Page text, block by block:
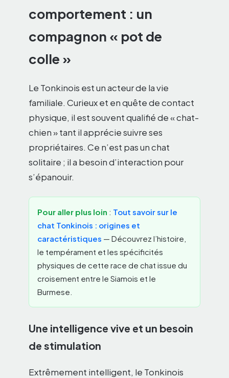
comportement : un
compagnon « pot de
colle »
Le Tonkinois est un acteur de la vie
familiale. Curieux et en quête de contact
physique, il est souvent qualifié de « chat-
chien » tant il apprécie suivre ses
propriétaires. Ce n’est pas un chat
solitaire ; il a besoin d’interaction pour
s’épanouir.
Pour aller plus loin : Tout savoir sur le
chat Tonkinois : origines et
caractéristiques — Découvrez l’histoire,
le tempérament et les spécificités
physiques de cette race de chat issue du
croisement entre le Siamois et le
Burmese.
Une intelligence vive et un besoin
de stimulation
Extrêmement intelligent, le Tonkinois